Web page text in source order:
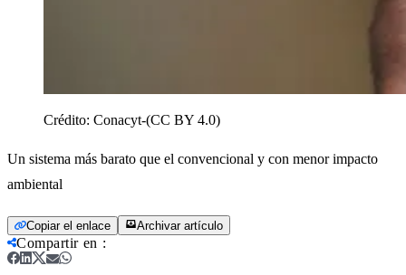
Crédito: Conacyt-(CC BY 4.0)
Un sistema más barato que el convencional y con menor impacto
ambiental
Copiar el enlace Archivar artículo
Compartir en :